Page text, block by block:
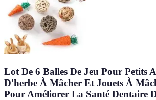
Lot De 6 Balles De Jeu Pour Petits
D'herbe À Mâcher Et Jouets À
Pour Améliorer La Santé Dentaire